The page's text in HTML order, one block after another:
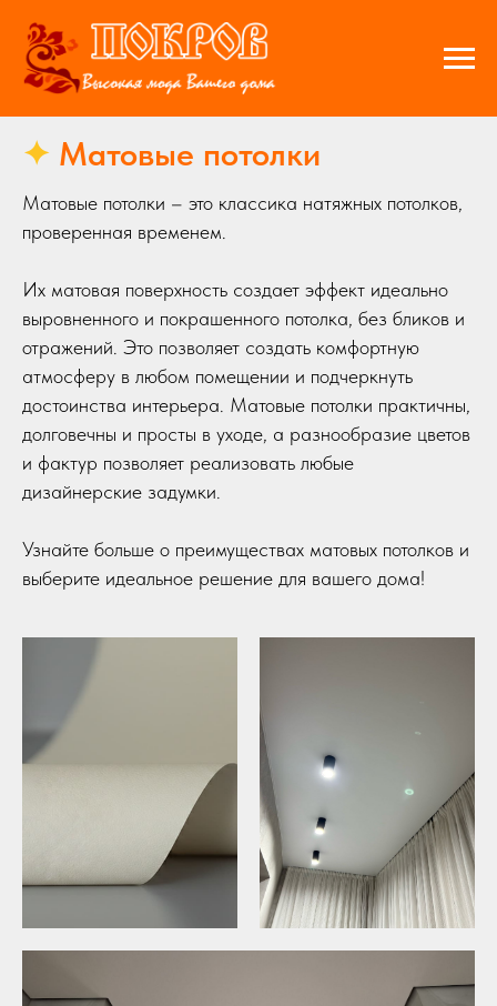
✦ Матовые потолки
Матовые потолки – это классика натяжных потолков,
проверенная временем.
Их матовая поверхность создает эффект идеально
выровненного и покрашенного потолка, без бликов и
отражений. Это позволяет создать комфортную
атмосферу в любом помещении и подчеркнуть
достоинства интерьера. Матовые потолки практичны,
долговечны и просты в уходе, а разнообразие цветов
и фактур позволяет реализовать любые
дизайнерские задумки.
Узнайте больше о преимуществах матовых потолков и
выберите идеальное решение для вашего дома!